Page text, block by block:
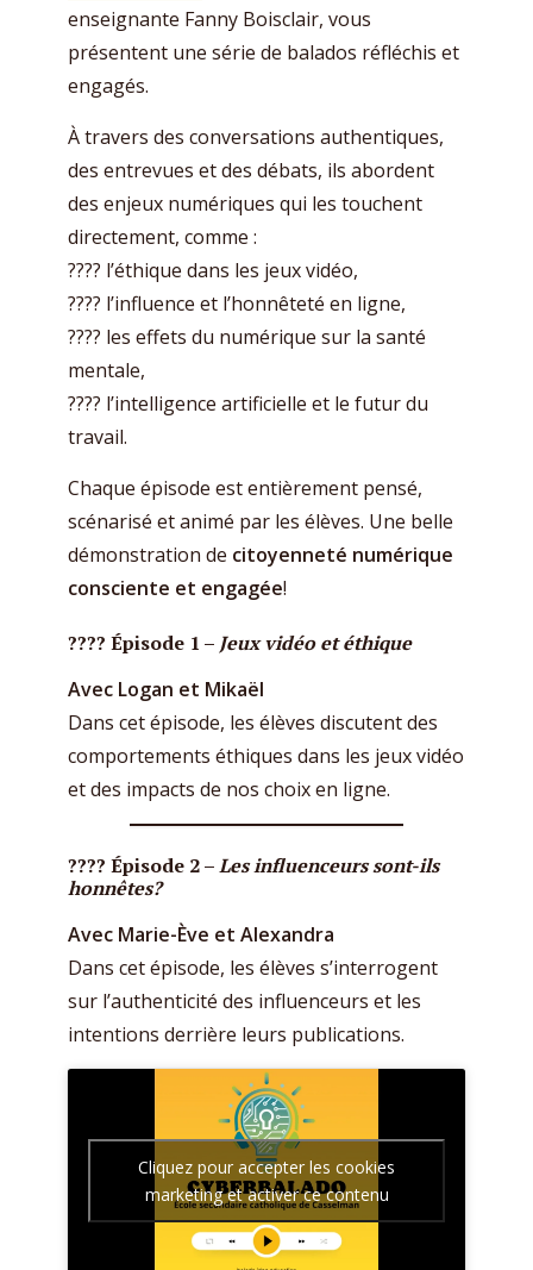
enseignante Fanny Boisclair, vous
présentent une série de balados réfléchis et
engagés.
À travers des conversations authentiques,
des entrevues et des débats, ils abordent
des enjeux numériques qui les touchent
directement, comme :
???? l’éthique dans les jeux vidéo,
???? l’influence et l’honnêteté en ligne,
???? les effets du numérique sur la santé
mentale,
???? l’intelligence artificielle et le futur du
travail.
Chaque épisode est entièrement pensé,
scénarisé et animé par les élèves. Une belle
démonstration de citoyenneté numérique
consciente et engagée!
???? Épisode 1 – Jeux vidéo et éthique
Avec Logan et Mikaël
Dans cet épisode, les élèves discutent des
comportements éthiques dans les jeux vidéo
et des impacts de nos choix en ligne.
???? Épisode 2 –Les influenceurs sont-ils
honnêtes?
Avec Marie-Ève et Alexandra
Dans cet épisode, les élèves s’interrogent
sur l’authenticité des influenceurs et les
intentions derrière leurs publications.
Cliquez pour accepter les cookies
marketing et activer ce contenu